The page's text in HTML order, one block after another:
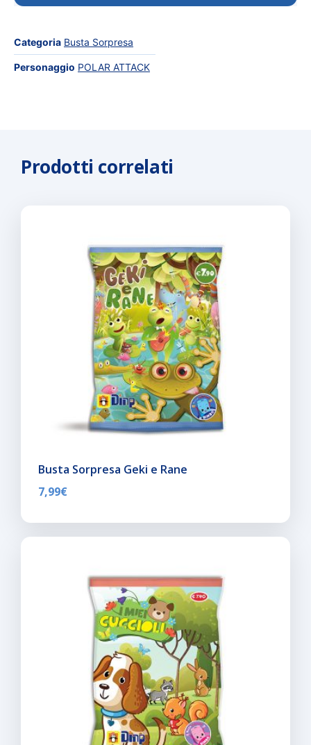
Categoria Busta Sorpresa
Personaggio POLAR ATTACK
Prodotti correlati
Busta Sorpresa Geki e Rane
7,99€